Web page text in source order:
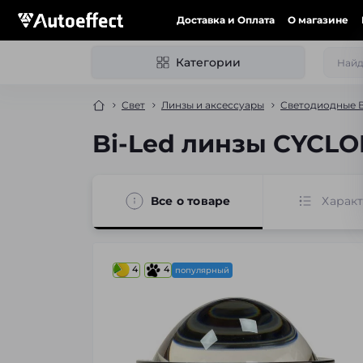
Доставка и Оплата О магазине
Категории
Свет Линзы и аксессуары Светодиодные
Bi-Led линзы
Все о товаре
4 4 популярный